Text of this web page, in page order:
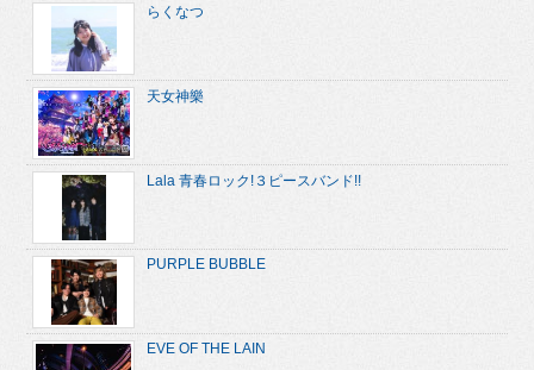
らくなつ
天女神樂
Lala 青春ロック!３ピースバンド!!
PURPLE BUBBLE
EVE OF THE LAIN